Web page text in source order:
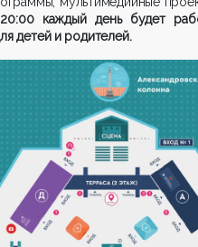
каждый день будет
детей и родителей.